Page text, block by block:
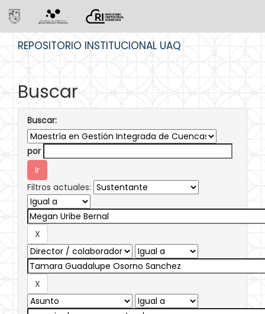
REPOSITORIO INSTITUCIONAL UAQ
Buscar
Buscar:
por
Filtros actuales: